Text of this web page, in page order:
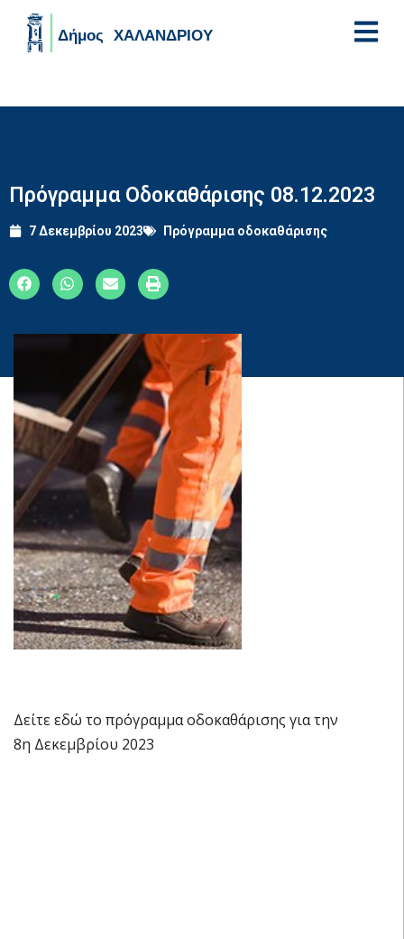
Πρόγραμμα Οδοκαθάρισης 08.12.2023
7 Δεκεμβρίου 2023 Πρόγραμμα οδοκαθάρισης
Δείτε εδώ το πρόγραμμα οδοκαθάρισης για την
8η Δεκεμβρίου 2023